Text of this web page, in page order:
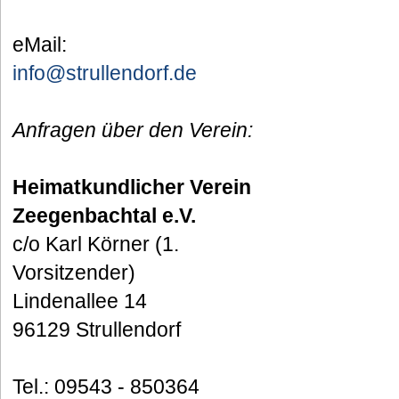
eMail:
info@strullendorf.de
Anfragen über den Verein:
Heimatkundlicher Verein
Zeegenbachtal e.V.
c/o Karl Körner (1.
Vorsitzender)
Lindenallee 14
96129 Strullendorf
Tel.: 09543 - 850364